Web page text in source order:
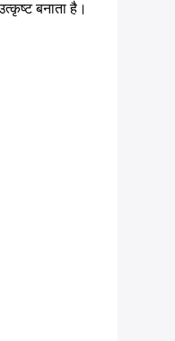
बनाता है।